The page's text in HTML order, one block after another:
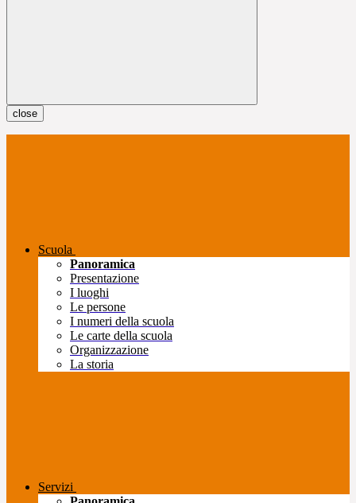
close
Scuola
Panoramica
Presentazione
I luoghi
Le persone
I numeri della scuola
Le carte della scuola
Organizzazione
La storia
Servizi